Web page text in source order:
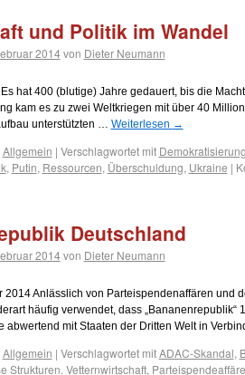
und Politik im Wandel
2014 von Dieter Neumann
hat 400 (blutige) Jahre gedauert, bis die
kam es zu zwei Weltkriegen mit über 40
unterstützten … Weiterlesen →
Allgemein | Verschlagwortet mit Demokratisierung
, Putin, Ressourcen, Überschuldung, Ukraine |
Deutschland
2014 von Dieter Neumann
2014 Anlässlich von Parteispendenaffären und
häufig verwendet, dass „Bananenrepublik“
abwertend mit Staaten der Dritten Welt in
Allgemein | Verschlagwortet mit ADAC-Skandal,
Strukturen. Vetternwirtschaft,